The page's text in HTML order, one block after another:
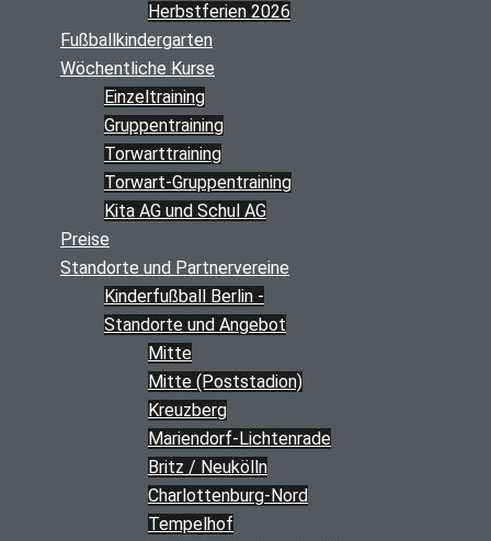
Herbstferien 2026
Fußballkindergarten
Wöchentliche Kurse
Einzeltraining
Gruppentraining
Torwarttraining
Torwart-Gruppentraining
Kita AG und Schul AG
Preise
Standorte und Partnervereine
Kinderfußball Berlin -
Standorte und Angebot
Mitte
Mitte (Poststadion)
Kreuzberg
Mariendorf-Lichtenrade
Britz / Neukölln
Charlottenburg-Nord
Tempelhof